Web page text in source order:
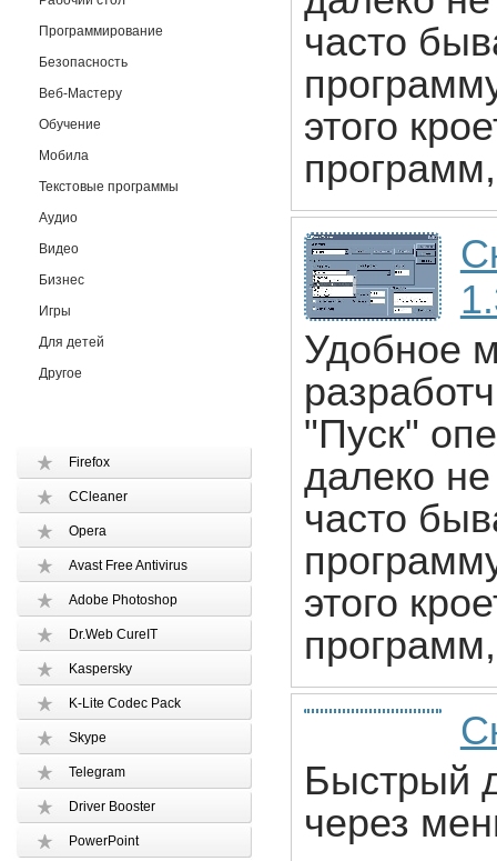
Программирование
Безопасность
Веб-Мастеру
Обучение
Мобила
Текстовые программы
Аудио
Видео
Бизнес
Игры
Для детей
Другое
Firefox
CCleaner
Opera
Avast Free Antivirus
Adobe Photoshop
Dr.Web CureIT
Kaspersky
K-Lite Codec Pack
Skype
Telegram
Driver Booster
PowerPoint
часто
этого
Удобное
"Пуск"
далеко
часто
этого
Быстрый
через